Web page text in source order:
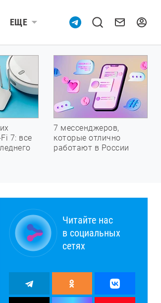
ЕЩЕ
7: все
7 мессенджеров,
которые отлично
работают в России
Читайте нас
в социальных
сетях